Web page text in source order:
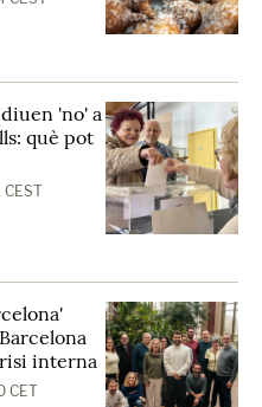
'no' a
què pot
CEST
interna
CET